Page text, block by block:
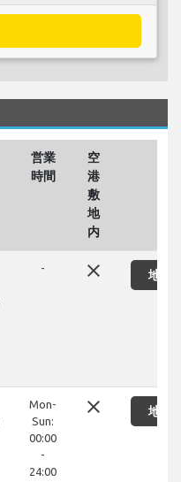
営業
時間
空
港
敷
地
内
- close 地図
Mon-
Sun:
00:00
-
24:00
close 地図